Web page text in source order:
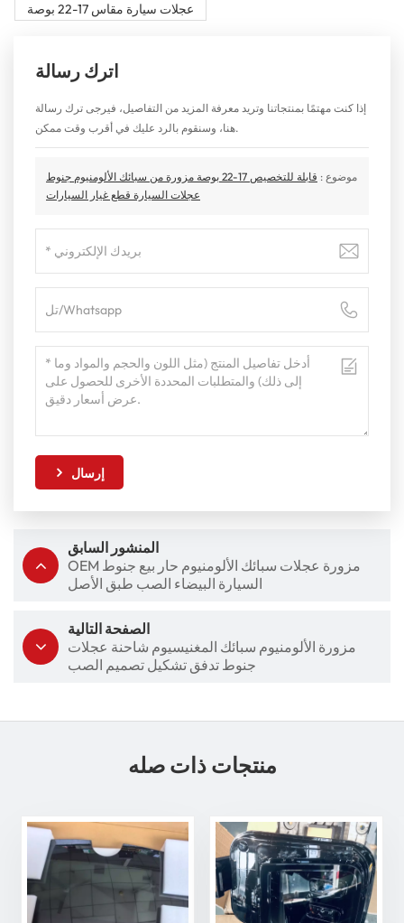
عجلات سيارة مقاس 17-22 بوصة
اترك رسالة
إذا كنت مهتمًا بمنتجاتنا وتريد معرفة المزيد من التفاصيل، فيرجى ترك رسالة
هنا، وسنقوم بالرد عليك في أقرب وقت ممكن.
موضوع :
قابلة للتخصيص 17-22 بوصة مزورة من سبائك الألومنيوم جنوط
عجلات السيارة قطع غيار السيارات
إرسال
المنشور السابق
OEM مزورة عجلات سبائك الألومنيوم حار بيع جنوط
السيارة البيضاء الصب طبق الأصل
الصفحة التالية
مزورة الألومنيوم سبائك المغنيسيوم شاحنة عجلات
جنوط تدفق تشكيل تصميم الصب
منتجات ذات صله